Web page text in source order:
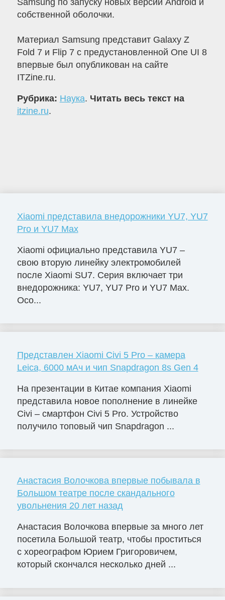
Samsung по запуску новых версий Android и
собственной оболочки.
Материал Samsung представит Galaxy Z
Fold 7 и Flip 7 с предустановленной One UI 8
впервые был опубликован на сайте
ITZine.ru.
Рубрика: Наука. Читать весь текст на
itzine.ru.
Xiaomi представила внедорожники YU7, YU7
Pro и YU7 Max
Xiaomi официально представила YU7 –
свою вторую линейку электромобилей
после Xiaomi SU7. Серия включает три
внедорожника: YU7, YU7 Pro и YU7 Max.
Осо...
Представлен Xiaomi Civi 5 Pro – камера
Leica, 6000 мАч и чип Snapdragon 8s Gen 4
На презентации в Китае компания Xiaomi
представила новое пополнение в линейке
Civi – смартфон Civi 5 Pro. Устройство
получило топовый чип Snapdragon ...
Анастасия Волочкова впервые побывала в
Большом театре после скандального
увольнения 20 лет назад
Анастасия Волочкова впервые за много лет
посетила Большой театр, чтобы проститься
с хореографом Юрием Григоровичем,
который скончался несколько дней ...